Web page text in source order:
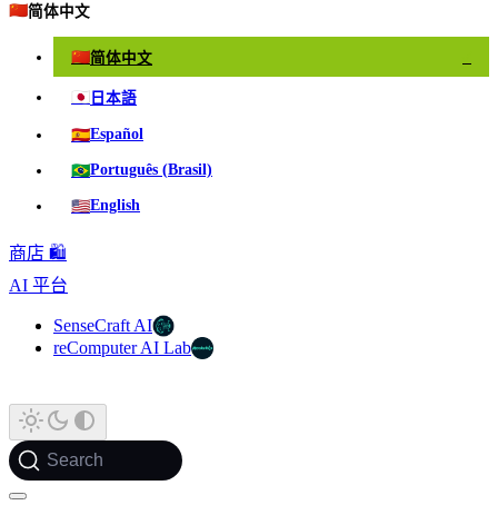
🇨🇳简体中文
🇨🇳简体中文
🇯🇵 日本語
🇪🇸Español
🇧🇷Português (Brasil)
🇺🇸English
商店 🛍️
AI 平台
SenseCraft AI
reComputer AI Lab
Search